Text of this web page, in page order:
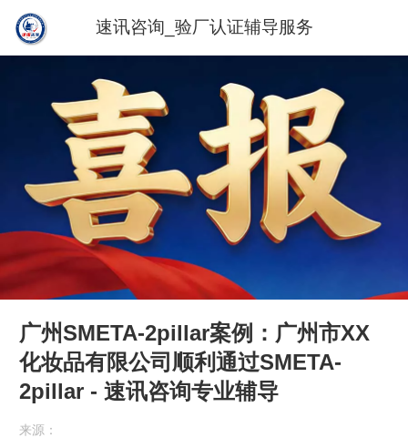
速讯咨询_验厂认证辅导服务
广州SMETA-2pillar案例：广州市XX
化妆品有限公司顺利通过SMETA-
2pillar - 速讯咨询专业辅导
来源：